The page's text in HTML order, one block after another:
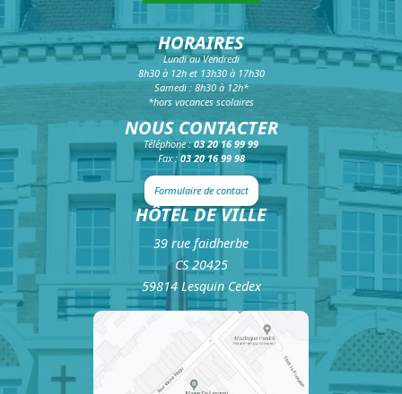
HORAIRES
Lundi au Vendredi
8h30 à 12h et 13h30 à 17h30
Samedi : 8h30 à 12h*
*hors vacances scolaires
NOUS CONTACTER
Téléphone :03 20 16 99 99
Fax : 03 20 16 99 98
Formulaire de contact
HÔTEL DE VILLE
39 rue faidherbe
CS 20425
59814 Lesquin Cedex